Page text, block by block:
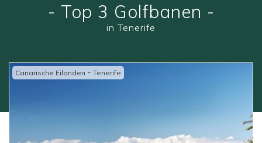
- Top 3 Golfbanen -
in Tenerife
Canarische Eilanden - Tenerife